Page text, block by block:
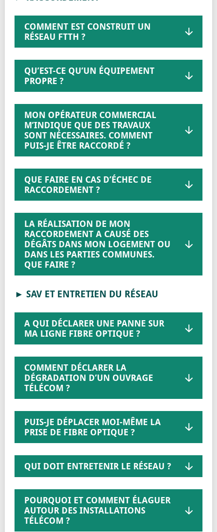
COMMENT EST CONSTRUIT UN
RÉSEAU FTTH ?
QU’EST-CE QU’UN ÉQUIPEMENT
PROPRE ?
MON OPÉRATEUR COMMERCIAL
M’INDIQUE QUE DES TRAVAUX
SONT NÉCESSAIRES. COMMENT
PUIS-JE ÊTRE RACCORDÉ ?
QUE FAIRE EN CAS D’ÉCHEC DE
RACCORDEMENT ?
LA RÉALISATION DE MON
RACCORDEMENT A CAUSÉ DES
DÉGÂTS DANS MON LOGEMENT OU
DANS LES PARTIES COMMUNES.
QUE FAIRE ?
► SAV ET ENTRETIEN DU RÉSEAU
A QUI DÉCLARER UNE PANNE SUR
MA LIGNE FIBRE OPTIQUE ?
COMMENT DÉCLARER LA
DÉGRADATION D’UN OUVRAGE
TÉLÉCOM ?
PUIS-JE DÉPLACER MOI-MÊME LA
PRISE DE FIBRE OPTIQUE ?
QUI DOIT ENTRETENIR LE RÉSEAU ?
POURQUOI ET COMMENT ÉLAGUER
AUTOUR DES INSTALLATIONS
TÉLÉCOM ?